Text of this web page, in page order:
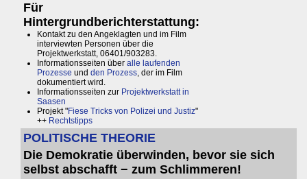
Für
Hintergrundberichterstattung:
Kontakt zu den Angeklagten und im Film
interviewten Personen über die
Projektwerkstatt, 06401/903283.
Informationsseiten über alle laufenden
Prozesse und den Prozess, der im Film
dokumentiert wird.
Informationsseiten zur Projektwerkstatt in
Saasen
Projekt "Fiese Tricks von Polizei und Justiz"
++ Rechtstipps
POLITISCHE THEORIE
Die Demokratie überwinden, bevor sie sich
selbst abschafft − zum Schlimmeren!